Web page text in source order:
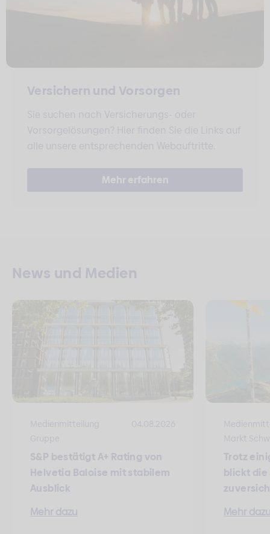
Versichern und Vorsorgen
Sie suchen nach Versicherungs- oder
Vorsorgelösungen? Hier finden Sie die Links auf
alle unsere entsprechenden Webauftritte.
Mehr erfahren
News und Medien
Medienmitteilung
Gruppe
04.08.2026
S&P bestätigt A+ Rating von
Helvetia Baloise mit stabilem
Ausblick
Mehr dazu
Markt
Trotz
blickt die
Mehr